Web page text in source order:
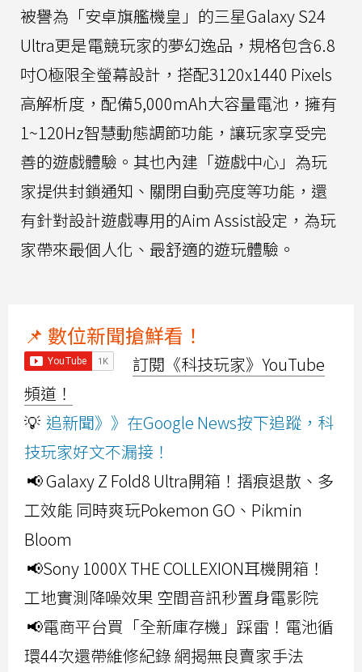
被譽為「安卓旗艦機皇」的三星Galaxy S24
Ultra更是電競玩家的夢幻逸品，規格包含6.8
吋O極限全螢幕設計，搭配3120x1440 Pixels
高解析度，配備5,000mAh大容量電池，擁有
1~120Hz智慧動態調節功能，讓玩家享受完
善的遊戲體驗。其也內建「遊戲中心」為玩
家提供封鎖通知、關閉自動亮度等功能，還
有針對設計遊戲專用的Aim Assist設定，為玩
家帶來最個人化、最舒適的遊玩體驗。
📌 數位新聞搶鮮看！
訂閱《科技玩家》YouTube
頻道！
💡 追新聞》》在Google News按下追蹤，科
技玩家好文不漏接！
📢 Galaxy Z Fold8 Ultra開箱！摺痕退散、多
工效能 同時爽玩Pokemon GO、Pikmin
Bloom
📢Sony 1000X THE COLLEXION耳機開箱！
工地實測降噪效果 空間音訊秒置身電影院
📢電商平台買「全新庫存機」踩雷！電池循
環44次還帶維修紀錄 網揭無良賣家手法